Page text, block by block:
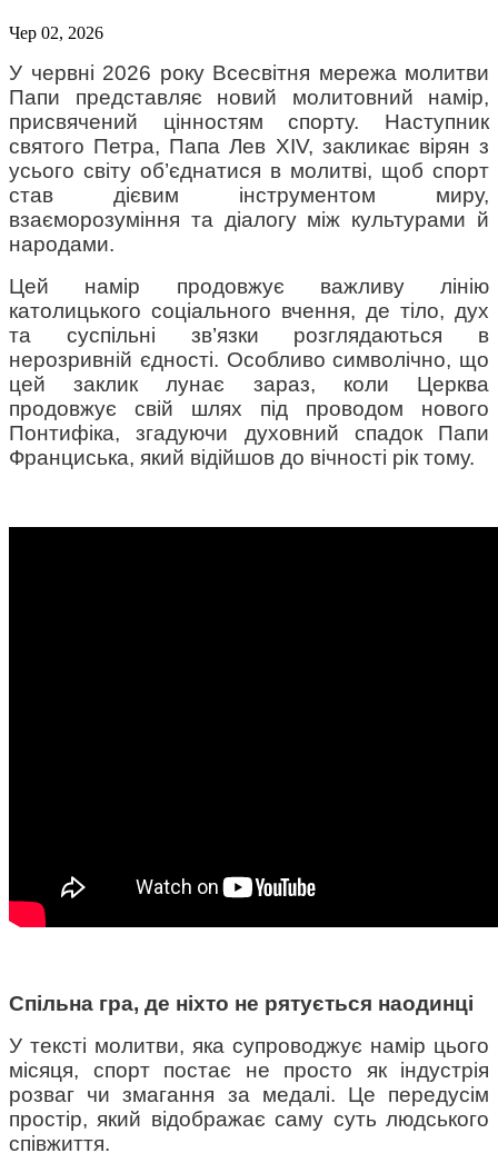
Чер 02, 2026
У червні 2026 року Всесвітня мережа молитви
Папи представляє новий молитовний намір,
присвячений цінностям спорту. Наступник
святого Петра, Папа Лев XIV, закликає вірян з
усього світу об’єднатися в молитві, щоб спорт
став дієвим інструментом миру,
взаєморозуміння та діалогу між культурами й
народами.
Цей намір продовжує важливу лінію
католицького соціального вчення, де тіло, дух
та суспільні зв’язки розглядаються в
нерозривній єдності. Особливо символічно, що
цей заклик лунає зараз, коли Церква
продовжує свій шлях під проводом нового
Понтифіка, згадуючи духовний спадок Папи
Франциська, який відійшов до вічності рік тому.
Спільна гра, де ніхто не рятується наодинці
У тексті молитви, яка супроводжує намір цього
місяця, спорт постає не просто як індустрія
розваг чи змагання за медалі. Це передусім
простір, який відображає саму суть людського
співжиття.